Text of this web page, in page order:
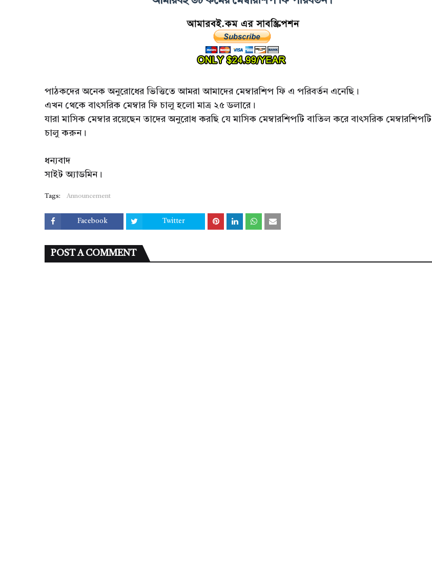
পাঠকদের অনেক অনুরোধের ভিত্তিতে আমরা আমাদের মেম্বারশিপ ফি এ পরিবর্তন এনেছি।
এখন থেকে বাৎসরিক মেম্বার ফি চালু হলো মাত্র ২৫ ডলারে।
যারা মাসিক মেম্বার রয়েছেন তাদের অনুরোধ করছি যে মাসিক মেম্বারশিপটি বাতিল করে বাৎসরিক মেম্বারশিপটি
চালু করুন।
ধন্যবাদ
সাইট অ্যাডমিন।
Tags: Announcement
Facebook Twitter
POST A COMMENT